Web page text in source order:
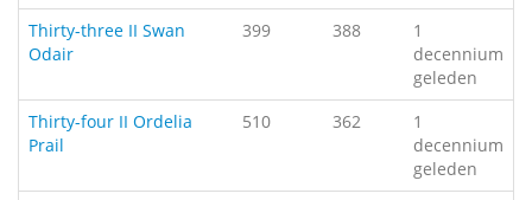
Thirty-three II Swan
Odair
399 388
1
decennium
geleden
Thirty-four II Ordelia
Prail
510 362
1
decennium
geleden